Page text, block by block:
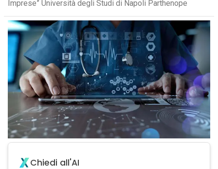
Imprese” Università degli Studi di Napoli Parthenope
Chiedi all'AI